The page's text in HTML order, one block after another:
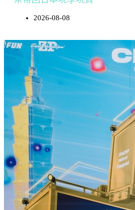
2026-08-08